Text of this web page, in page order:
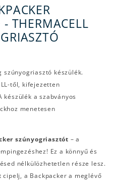
THERMACELL
szúnyogriasztó készülék.
től, kifejezetten
készülék a szabványos
menetesen
szúnyogriasztót – a
Ez a könnyű és
nélkülözhetetlen része lesz.
a Backpacker a meglévő